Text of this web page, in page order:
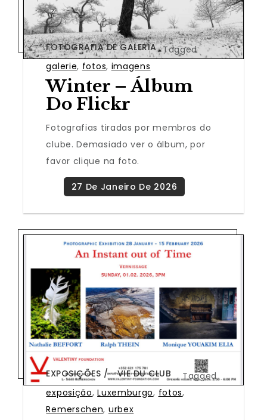
FOTOGRAFIA DE GALERIA Tagged
galerie, fotos, imagens
Winter – Álbum
Do Flickr
Fotografias tiradas por membros do
clube. Demasiado ver o álbum, por
favor clique na foto.
EXPOSIÇÕES ,
VIE DU CLUB
Tagged
exposição,Luxemburgo, fotos,
Remerschen, urbex